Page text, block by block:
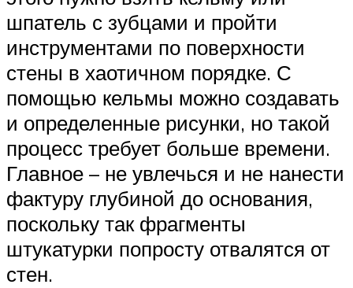
шпатель с зубцами и пройти
инструментами по поверхности
стены в хаотичном порядке. С
помощью кельмы можно создавать
и определенные рисунки, но такой
процесс требует больше времени.
Главное – не увлечься и не нанести
фактуру глубиной до основания,
поскольку так фрагменты
штукатурки попросту отвалятся от
стен.